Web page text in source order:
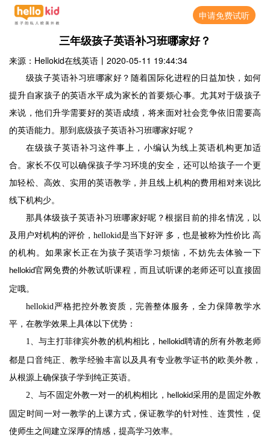
申请免费试听
三年级孩子英语补习班哪家好？
来源：Hellokid在线英语 丨 2020-05-11 19:44:34
级孩子英语补习班哪家好？随着国际化进程的日益加快，如何
提升自家孩子的英语水平成为家长的首要烦心事。尤其对于级孩子
来说，他们升学需要好的英语成绩，将来面对社会竞争依旧需要高
的英语能力。那到底级孩子英语补习班哪家好呢？
在级孩子英语补习这件事上，小编认为线上英语机构更加适
合。家长不仅可以确保孩子学习环境的安全，还可以给孩子一个更
加轻松、高效、实用的英语教学，并且线上机构的费用相对来说比
线下机构少。
那具体级孩子英语补习班哪家好呢？根据目前的排名情况，以
及用户对机构的评价， hellokid是当下好评 多，也是被称为性价比 高
的机构。如果家长正在为孩子英语学习烦恼，不妨先去体验一下
hellokid官网免费的外教试听课程，而且试听课的老师还可以直接固
定哦。
hellokid严格把控外教资质，完善整体服务，全力保障教学水
平，在教学效果上具体以下优势：
1
、与主打菲律宾外教的机构相比， hellokid聘请的所有外教老师
都是口音纯正、教学经验丰富以及具有专业教学证书的欧美外教，
从根源上确保孩子学到纯正英语。
2 、与不固定外教一对一的机构相比， hellokid采用的是固定外教
固定时间一对一教学的上课方式，保证教学的针对性、连贯性，促
使师生之间建立深厚的情感，提高学习效率。